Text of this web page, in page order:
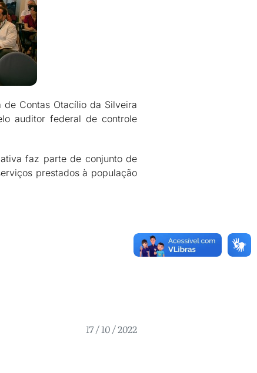
Contas Otacílio da Silveira
auditor federal de controle
faz parte de conjunto de
prestados à população
17 / 10 / 2022